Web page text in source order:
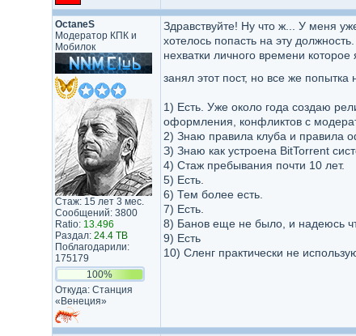
OctaneS
Модератор КПК и
Мобилок
Стаж: 15 лет 3 мес.
Сообщений: 3800
Ratio: 13.496
Раздал: 24.4 TB
Поблагодарили:
175179
100%
Откуда: Станция
«Венеция»
Здравствуйте! Ну что ж... У меня
хотелось попасть на эту
нехватки личного времени
занял этот пост, но все же попытка
1) Есть. Уже около года создаю
оформления, конфликтов с
2) Знаю правила клуба и правила
З) Знаю как устроена BitTorrent
4) Стаж пребывания почти 10 лет.
5) Есть.
6) Тем более есть.
7) Есть.
8) Банов еще не было, и надеюсь
9) Есть
10) Сленг практически не